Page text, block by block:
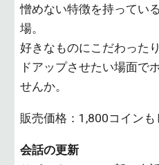
憎めない特徴を持ってい
場。
好きなものにこだわった
ドアップさせたい場面で
せんか。
販売価格：1,800コインも
会話の更新